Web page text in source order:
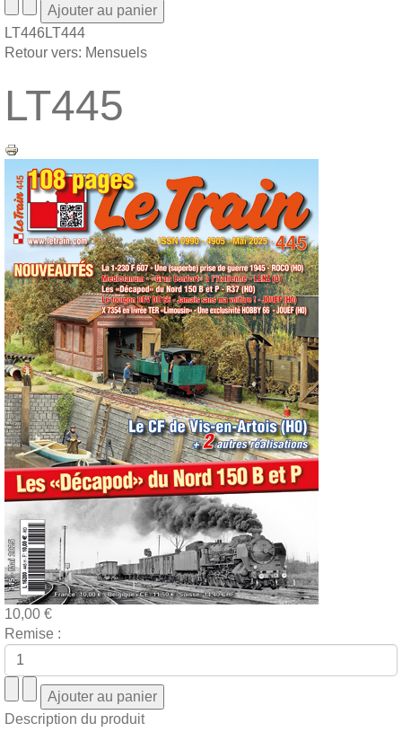
LT446 LT444
Retour vers: Mensuels
LT445
10,00 €
Remise :
Description du produit